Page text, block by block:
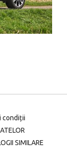
condiții
SIMILARE